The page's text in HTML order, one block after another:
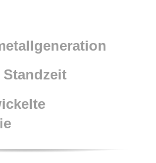
Standzeit